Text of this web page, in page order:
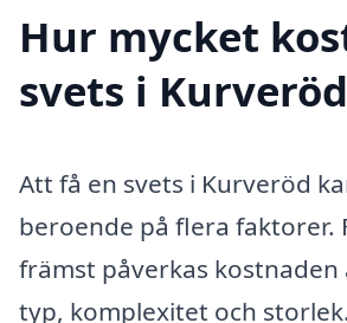
Hur mycket
svets i
Att få en svets i Kurveröd
beroende på flera faktorer.
främst påverkas kostnaden
typ, komplexitet och